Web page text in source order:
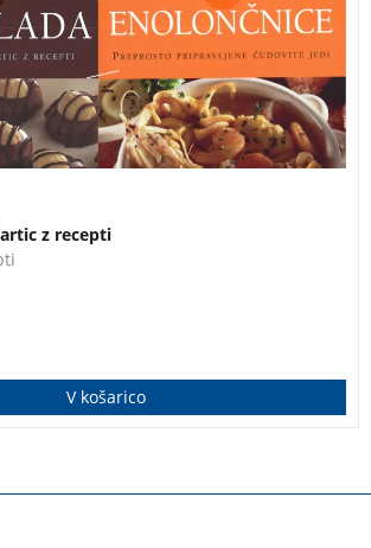
z recepti
V košarico